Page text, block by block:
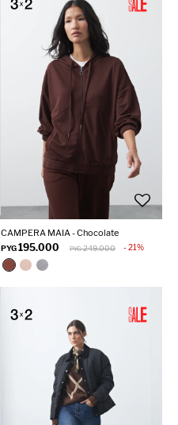
CAMPERA MAIA - Chocolate
PYG195.000 PYG 249.000 21